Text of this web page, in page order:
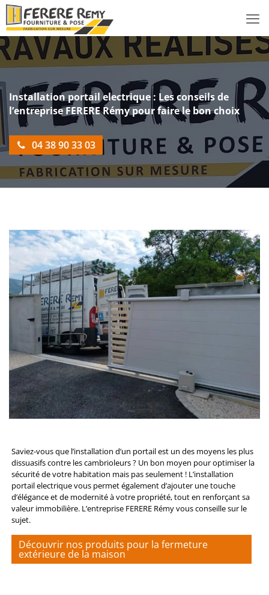
Installation portail electrique : Les conseils de
l’entreprise FERERE Rémy pour faire le bon choix
04 38 90 33 03
Saviez-vous que l’installation d’un portail est un des moyens les plus
dissuasifs contre les cambrioleurs ? Un bon moyen pour optimiser la
sécurité de votre habitation mais pas seulement ! L’installation
portail electrique vous permet également d’ajouter une touche
d’élégance et de modernité à votre propriété, tout en renforçant sa
valeur immobilière. L’entreprise FERERE Rémy vous conseille sur le
sujet.
Découvrir nos produits pour la fermeture
extérieure de la maison